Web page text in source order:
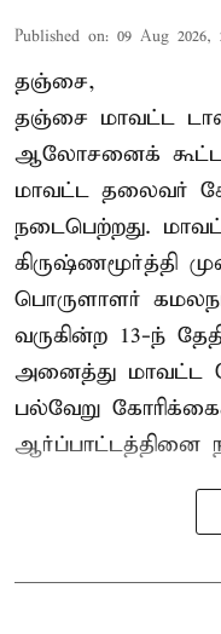
Published on: 09 Aug 2026,
தஞ்சை,
தஞ்சை மாவட்ட
ஆலோசனைக்
மாவட்ட தலைவர்
நடைபெற்றது.
கிருஷ்ணமூர்த்தி
பொருளாளர்
வருகின்ற 13-ந்
அனைத்து மாவட்ட
பல்வேறு
ஆர்ப்பாட்டத்தினை